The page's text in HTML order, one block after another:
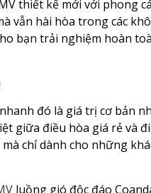
thiết kế mới với phong
vẫn hài hòa trong các
bạn trải nghiệm hoàn
đó là giá trị cơ bản
giữa điều hòa giá rẻ và
chỉ dành cho những
luồng gió độc đáo